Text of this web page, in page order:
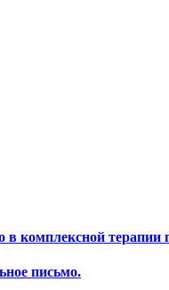
комплексной терапии
письмо.